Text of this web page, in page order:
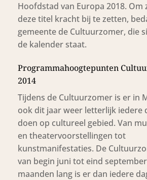
Hoofdstad van Europa 2018. Om
deze titel kracht bij te zetten,
gemeente de Cultuurzomer, die
de kalender staat.
Programmahoogtepunten
2014
Tijdens de Cultuurzomer is er in
ook dit jaar weer letterlijk iedere
doen op cultureel gebied. Van
en theatervoorstellingen tot
kunstmanifestaties. De
van begin juni tot eind
maanden lang is er dan iedere